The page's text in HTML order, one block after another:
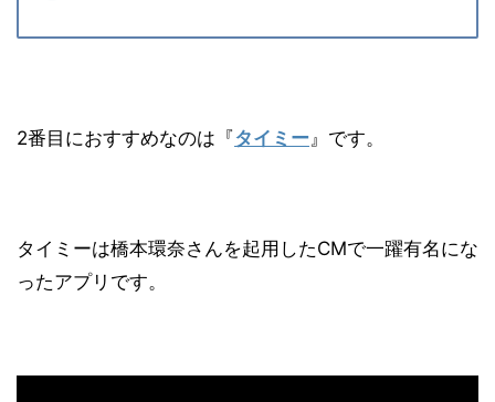
2番目におすすめなのは『タイミー 』です。
タイミーは橋本環奈さんを起用したCMで一躍有名にな
ったアプリです。